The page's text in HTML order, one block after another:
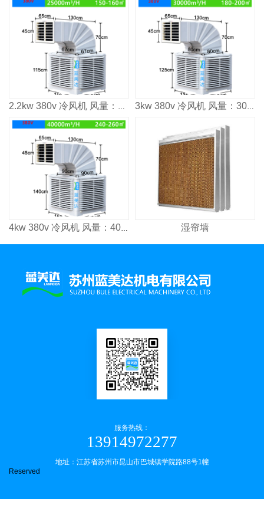
2.2kw 380v 冷风机 风量：2500³/h 适用面积：160㎡ 3kw 380v 冷风机 风量：3000³/h 适用面积：2000㎡
4kw 380v 冷风机 风量：4000³/h 适用面积：2600㎡ 湿帘墙
服务热线：
13914972277
地址：江苏省苏州市昆山市巴城镇学院路88号1幢
Reserved